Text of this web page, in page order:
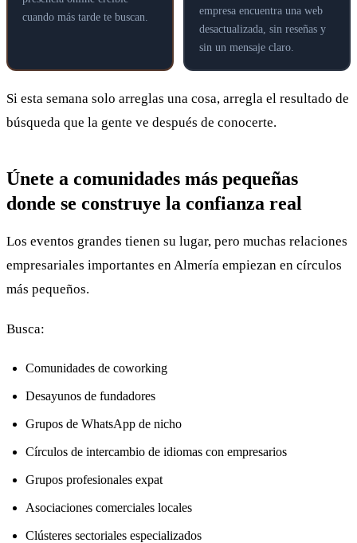
cuando más tarde te buscan.
empresa encuentra una web
desactualizada, sin reseñas y
sin un mensaje claro.
Si esta semana solo arreglas una cosa, arregla el resultado de
búsqueda que la gente ve después de conocerte.
Únete a comunidades más pequeñas
donde se construye la confianza real
Los eventos grandes tienen su lugar, pero muchas relaciones
empresariales importantes en Almería empiezan en círculos
más pequeños.
Busca:
Comunidades de coworking
Desayunos de fundadores
Grupos de WhatsApp de nicho
Círculos de intercambio de idiomas con empresarios
Grupos profesionales expat
Asociaciones comerciales locales
Clústeres sectoriales especializados